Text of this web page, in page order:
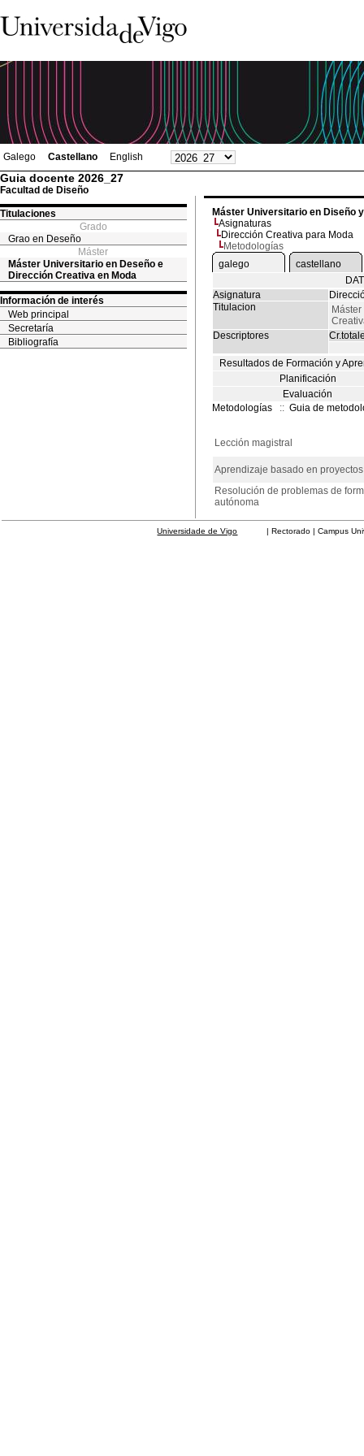
Galego Castellano English
Guia docente 2026_27
Facultad de Diseño
Titulaciones
Grado
Grao en Deseño
Máster
Máster Universitario en Deseño e
Dirección Creativa en Moda
Información de interés
Web principal
Secretaría
Bibliografía
Máster Universitario en Diseño
Asignaturas
Dirección Creativa para Moda
Metodologías
galego
castellano
Asignatura
Titulacion
Descriptores
Resultados de Formación y
Planificación
Evaluación
Metodologías
:: Guia de
Lección magistral
Aprendizaje basado en proyectos
Resolución de problemas de
autónoma
Universidade de Vigo | Rectorado | Campus